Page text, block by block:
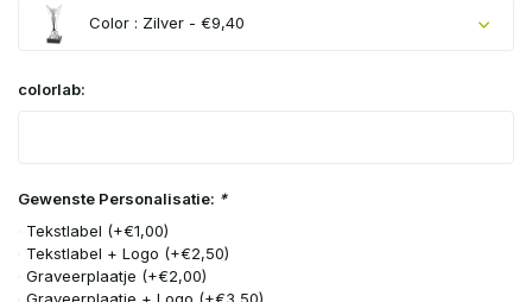
Color : Zilver - €9,40
colorlab:
Gewenste Personalisatie: *
Tekstlabel (+€1,00)
Tekstlabel + Logo (+€2,50)
Graveerplaatje (+€2,00)